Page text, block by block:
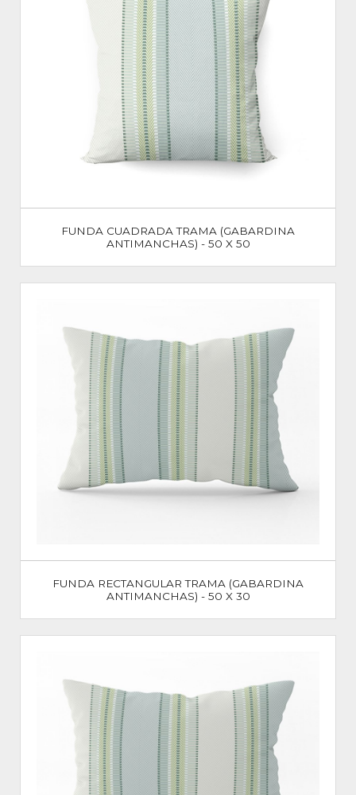
FUNDA CUADRADA TRAMA (GABARDINA
ANTIMANCHAS) - 50 X 50
FUNDA RECTANGULAR TRAMA (GABARDINA
ANTIMANCHAS) - 50 X 30